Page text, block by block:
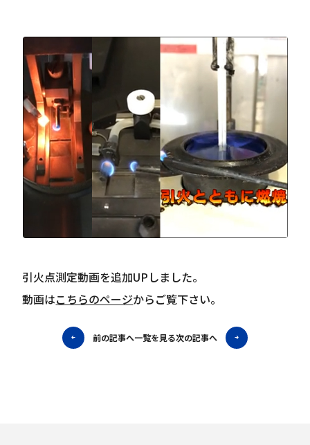
引火点測定動画を追加UPしました。
動画はこちらのページからご覧下さい。
前の記事へ一覧を見る次の記事へ